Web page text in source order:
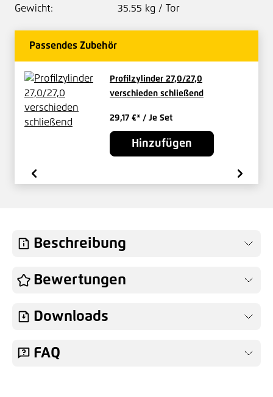
Gewicht:
35.55 kg / Tor
Passendes Zubehör
Profilzylinder 27,0/27,0
verschieden schließend
29,17 €* / Je Set
Hinzufügen
Beschreibung
Bewertungen
Downloads
FAQ